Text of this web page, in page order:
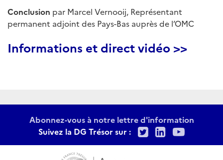
Conclusion par Marcel Vernooij, Représentant
permanent adjoint des Pays-Bas auprès de l’OMC
Informations et direct vidéo >>
Abonnez-vous à notre lettre d'information
Suivez la DG Trésor sur :
TwitterLinkedIn